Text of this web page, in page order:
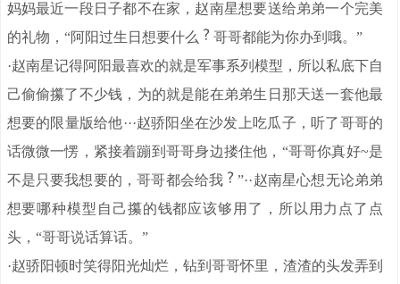
妈妈最近一段日子都不在家，赵南星想要送给弟弟一个完美
的礼物，“阿阳过生日想要什么
哥哥都能为你办到哦。”
·赵南星记得阿阳最喜欢的就是军事系列模型，所以私底下自
己偷偷攥了不少钱，为的就是能在弟弟生日那天送一套他最
想要的限量版给他···赵骄阳坐在沙发上吃瓜子，听了哥哥的
话微微一愣，紧接着蹦到哥哥身边搂住他，“哥哥你真好~是
不是只要我想要的，哥哥都会给我
”··赵南星心想无论弟弟
想要哪种模型自己攥的钱都应该够用了，所以用力点了点
头，“哥哥说话算话。”
·赵骄阳顿时笑得阳光灿烂，钻到哥哥怀里，渣渣的头发弄到